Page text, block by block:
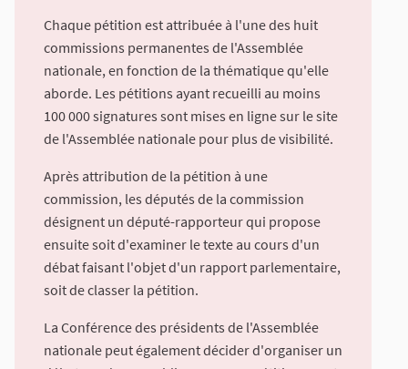
Chaque pétition est attribuée à l'une des huit
commissions permanentes de l'Assemblée
nationale, en fonction de la thématique qu'elle
aborde. Les pétitions ayant recueilli au moins
100 000 signatures sont mises en ligne sur le site
de l'Assemblée nationale pour plus de visibilité.
Après attribution de la pétition à une
commission, les députés de la commission
désignent un député-rapporteur qui propose
ensuite soit d'examiner le texte au cours d'un
débat faisant l'objet d'un rapport parlementaire,
soit de classer la pétition.
La Conférence des présidents de l'Assemblée
nationale peut également décider d'organiser un